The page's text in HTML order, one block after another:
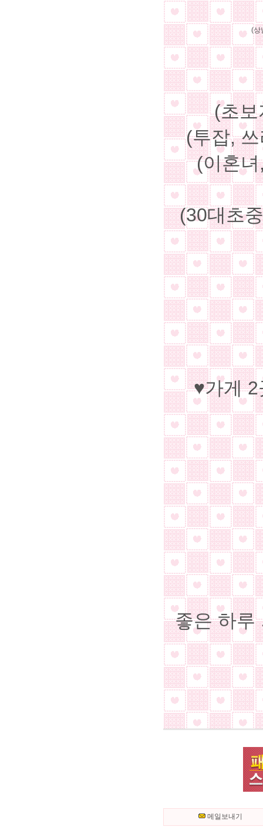
(상
(초보
(투잡,
(이혼
(30대초
♥가게
좋은 하루
메일보내기